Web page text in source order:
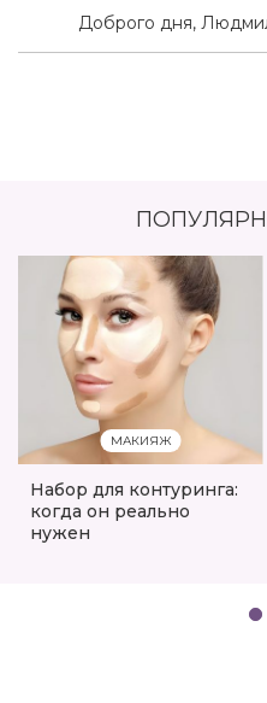
Доброго дня,
МАКИЯЖ
Набор для контуринга:
когда он реально
нужен